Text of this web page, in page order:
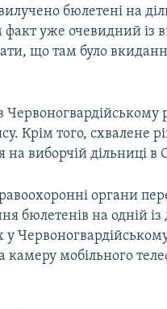
бюлетені на
уже очевидний із
що там було
Крім того, схвалене
на виборчій дільниці в
органи
бюлетенів на одній із
у
мобільного